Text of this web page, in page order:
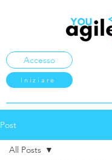
Iniziare
Accesso
Post
All Posts